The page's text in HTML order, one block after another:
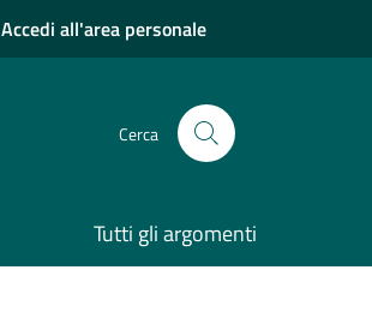
Accedi all'area personale
Cerca
Tutti gli argomenti